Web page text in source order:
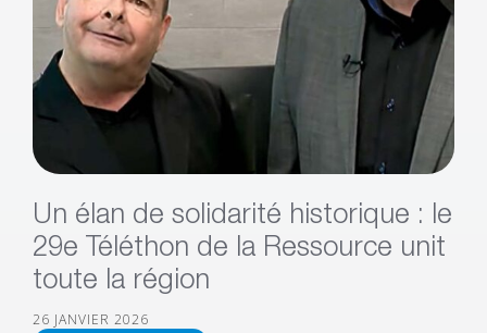
Un élan de solidarité historique : le
29e Téléthon de la Ressource unit
toute la région
26 JANVIER 2026